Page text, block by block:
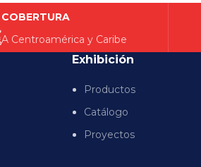
COBERTURA
A Centroamérica y Caribe
Exhibición
Productos
Catálogo
Proyectos